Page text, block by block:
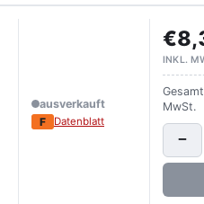
ausverkauft
F
Datenblatt
INKL.
MwSt.
−